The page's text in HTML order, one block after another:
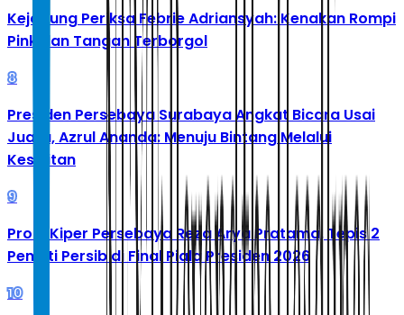
Kejagung Periksa Febrie Adriansyah: Kenakan Rompi
Pink dan Tangan Terborgol
8
Presiden Persebaya Surabaya Angkat Bicara Usai
Juara, Azrul Ananda: Menuju Bintang Melalui
Kesulitan
9
Profil Kiper Persebaya Reza Arya Pratama, Tepis 2
Penalti Persib di Final Piala Presiden 2026
10